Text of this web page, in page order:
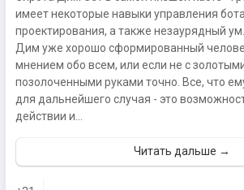
имеет некоторые навыки управления
проектирования, а также незаурядный
Дим уже хорошо сформированный
мнением обо всем, или если не с
позолоченными руками точно. Все, что
для дальнейшего случая - это
действии и...
Читать дальше →